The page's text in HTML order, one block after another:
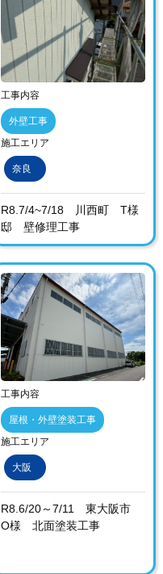
工事内容
外壁工事
施工エリア
奈良
R8.7/4~7/18 川西町 T様
邸 壁修理工事
工事内容
屋根・外壁塗装工事
施工エリア
大阪
R8.6/20～7/11 東大阪市
O様 北面塗装工事